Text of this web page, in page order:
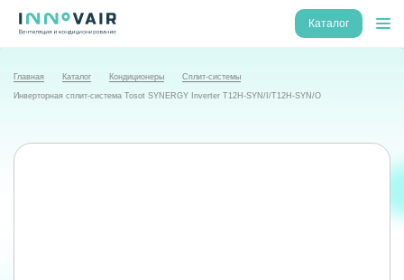
Каталог
Главная Каталог Кондиционеры Сплит-системы
Инверторная сплит-система Tosot SYNERGY Inverter T12H-SYN/I/T12H-SYN/O